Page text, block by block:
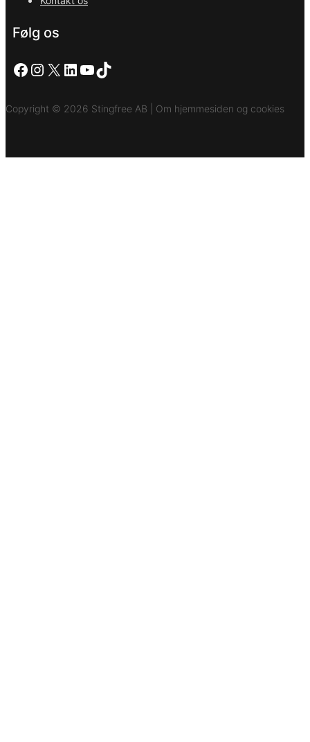
Følg os
Facebook
Instagram
X LinkedIn
YouTube
TikTok
Copyright © 2026 Stingfree AB | Om hjemmesiden og cookies